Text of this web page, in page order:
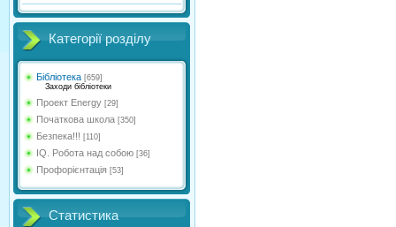
Категорії розділу
Бібліотека [659]
Заходи бібліотеки
Проект Energy [29]
Початкова школа [350]
Безпека!!! [110]
IQ. Робота над собою [36]
Профорієнтація [53]
Статистика